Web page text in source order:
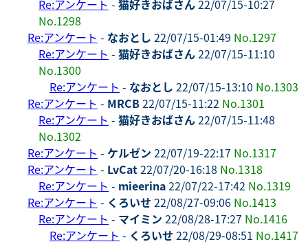
Re:アンケート - 猫好きおばさん22/07/15-10:27
No.1298
Re:アンケート - なおとし 22/07/15-01:49 No.1297
Re:アンケート - 猫好きおばさん22/07/15-11:10
No.1300
Re:アンケート - なおとし 22/07/15-13:10 No.1303
Re:アンケート - MRCB22/07/15-11:22 No.1301
Re:アンケート - 猫好きおばさん22/07/15-11:48
No.1302
Re:アンケート - ケルゼン 22/07/19-22:17 No.1317
Re:アンケート - LvCat22/07/20-16:18 No.1318
Re:アンケート - mieerina22/07/22-17:42 No.1319
Re:アンケート - くろいせ 22/08/27-09:06 No.1413
Re:アンケート - マイミン 22/08/28-17:27 No.1416
Re:アンケート - くろいせ 22/08/29-08:51 No.1417